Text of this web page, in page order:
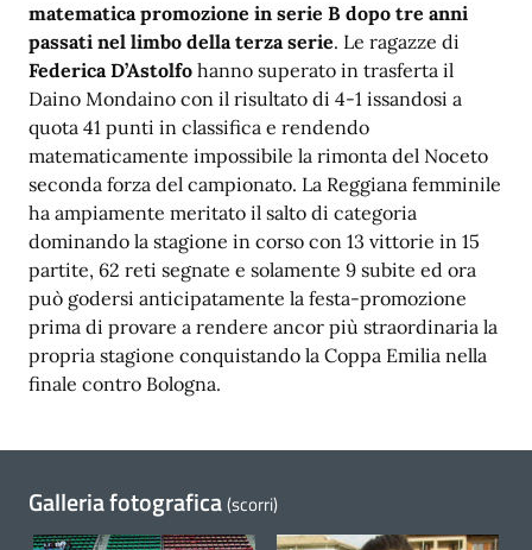
matematica promozione in serie B dopo tre anni
passati nel limbo della terza serie. Le ragazze di
Federica D’Astolfo hanno superato in trasferta il
Daino Mondaino con il risultato di 4-1 issandosi a
quota 41 punti in classifica e rendendo
matematicamente impossibile la rimonta del Noceto
seconda forza del campionato. La Reggiana femminile
ha ampiamente meritato il salto di categoria
dominando la stagione in corso con 13 vittorie in 15
partite, 62 reti segnate e solamente 9 subite ed ora
può godersi anticipatamente la festa-promozione
prima di provare a rendere ancor più straordinaria la
propria stagione conquistando la Coppa Emilia nella
finale contro Bologna.
Galleria fotografica(scorri)